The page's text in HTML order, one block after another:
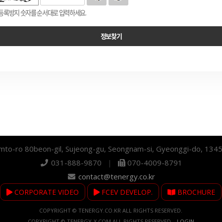
록방지 숫자를 순서대로 입력하세요.
ro 80beon-gil, Sujeong-gu, Seongnam-si, Gyeonggi-do,
031-888-9870
|
070-4009-8791
contact@tenergy.co.kr
CORPORATE VIDEO FCEV DEVELOP. BROCHURE
COPYRIGHT © TENERGY.CO.KR ALL RIGHTS RESERVED.